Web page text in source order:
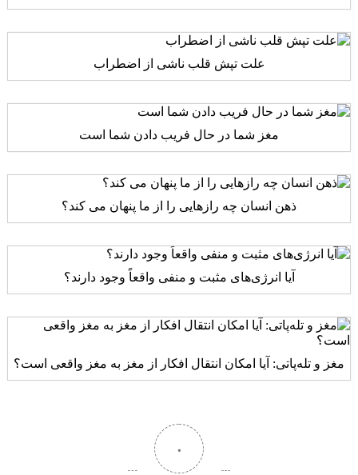
علت تپش قلب ناشی از اضطراب
مغز شما در حال فریب دادن شما است
ذهن انسان چه رازهایی را از ما پنهان می کند؟
آیا انرژی‌های مثبت و منفی واقعاً وجود دارند؟
مغز و تله‌پاتی: آیا امکان انتقال افکار از مغز به مغز واقعی است؟
۰